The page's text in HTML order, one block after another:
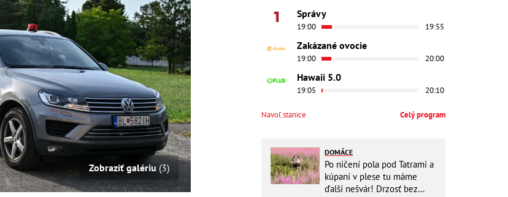
Zobraziť galériu (3)
Správy
19:00 19:55
Zakázané ovocie
19:00 20:00
Hawaii 5.0
19:05 20:10
Navoľ stanice Celý program
DOMÁCE
Po ničení pola pod Tatrami a
kúpaní v plese tu máme
ďalší nešvár! Drzosť bez